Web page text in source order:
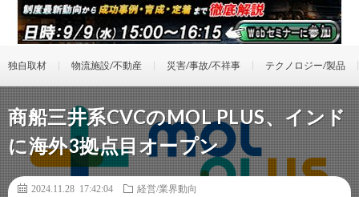
独自取材 物流施設/不動産 災害/事故/不祥事 テクノロジー/製品
商船三井系CVCのMOL PLUS、インド
に海外3拠点目オープン
2024.11.28 17:42:04
経営/業界動向